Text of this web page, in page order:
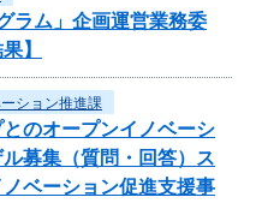
ラム」企画運営業務委
】
ション推進課
とのオープンイノベーシ
募集（質問・回答）ス
ベーション促進支援事